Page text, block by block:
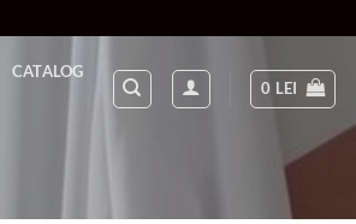
CATALOG
0 LEI